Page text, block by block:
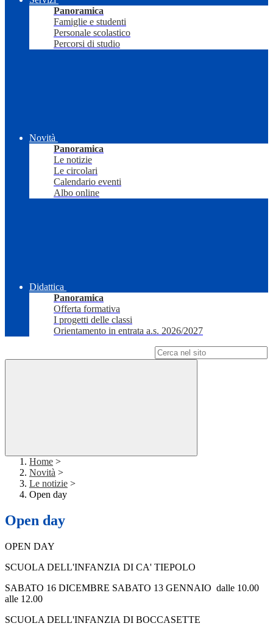
Panoramica
Famiglie e studenti
Personale scolastico
Percorsi di studio
Novità
Panoramica
Le notizie
Le circolari
Calendario eventi
Albo online
Didattica
Panoramica
Offerta formativa
I progetti delle classi
Orientamento in entrata a.s. 2026/2027
Home >
Novità >
Le notizie >
Open day
Open day
OPEN DAY
SCUOLA DELL'INFANZIA DI CA' TIEPOLO
SABATO 16 DICEMBRE SABATO 13 GENNAIO dalle 10.00
alle 12.00
SCUOLA DELL'INFANZIA DI BOCCASETTE